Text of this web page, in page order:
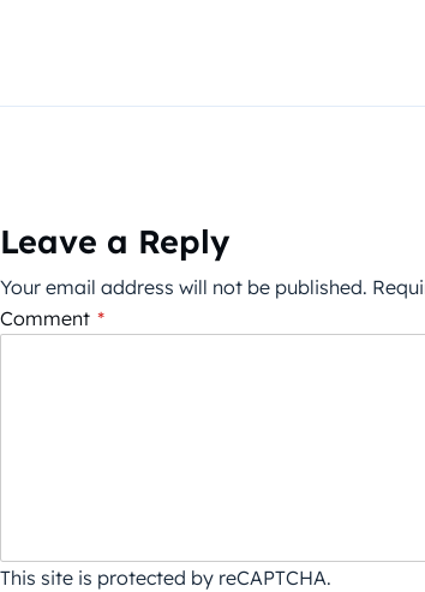
Leave a Reply
Your email address will not be published.
Comment *
This site is protected by reCAPTCHA.